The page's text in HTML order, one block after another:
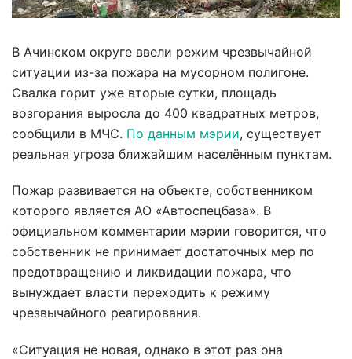
В Ачинском округе ввели режим чрезвычайной
ситуации из-за пожара на мусорном полигоне.
Свалка горит уже вторые сутки, площадь
возгорания выросла до 400 квадратных метров,
сообщили в МЧС. По данным мэрии, существует
реальная угроза ближайшим населённым пунктам.
Пожар развивается на объекте, собственником
которого является АО «Автоспецбаза». В
официальном комментарии мэрии говорится, что
собственник не принимает достаточных мер по
предотвращению и ликвидации пожара, что
вынуждает власти переходить к режиму
чрезвычайного реагирования.
«Ситуация не новая, однако в этот раз она